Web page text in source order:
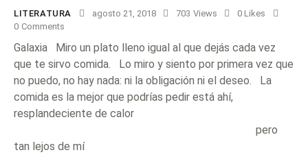
LITERATURA agosto 21, 2018 703 Views 0 Likes
0 Comments
Galaxia Miro un plato lleno igual al que dejás cada vez
que te sirvo comida. Lo miro y siento por primera vez que
no puedo, no hay nada: ni la obligación ni el deseo. La
comida es la mejor que podrías pedir está ahí,
resplandeciente de calor
pero
tan lejos de mí